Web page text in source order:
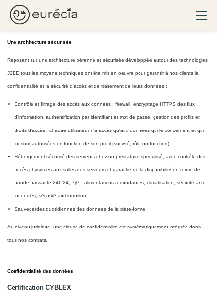
Nos garanties en termes de sécurité et
confidentialité
Une architecture sécurisée
Reposant sur une architecture pérenne et sécurisée développée autour des technologies
J2EE tous les moyens techniques ont été mis en oeuvre pour garantir à nos clients la
confidentialité et la sécurité d'accès et de traitement de leurs données :
Contrôle et filtrage des accès aux données : firewall, encryptage HTTPS des flux
d'information, authentification par identifiant et mot de passe, gestion des profils et
droits d'accès ; chaque utilisateur n'a accès qu'aux données qui le concernent et qui
lui sont autorisées en fonction de son profil (société, rôle ou fonction)
Hébergement sécurisé des serveurs chez un prestataire spécialisé, avec contrôle des
accès physiques aux salles des serveurs et garantie de la disponibilité en terme de
bande passante 24h/24, 7j/7 ; alimentations redondantes, climatisation, sécurité anti-
incendies, sécurité anti-intrusion
Sauvegardes quotidiennes des données de la plate-forme.
Au niveau juridique, une clause de confidentialité est systématiquement intégrée dans
tous nos contrats.
Confidentialité des données
Certification CYBLEX